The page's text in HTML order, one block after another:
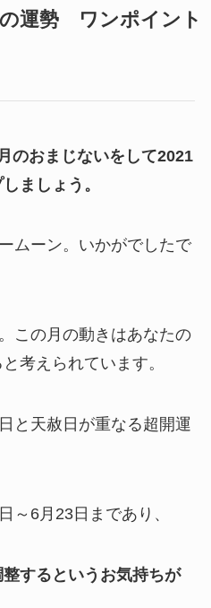
の運勢 ワンポイント
のおまじないをして2021
ましょう。
ムーン。いかがでしたで
この月の動きはあなたの
考えられています。
と天赦日が重なる超開運
～6月23日まであり、
するというお気持ちが